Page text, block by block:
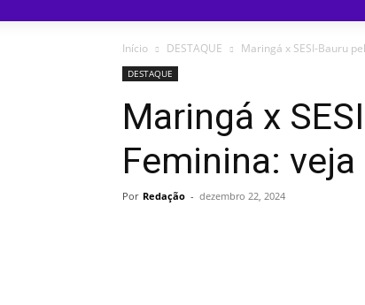
Início DESTAQUE Maringá x SESI-Bauru
DESTAQUE
Maringá x
Feminina:
Por Redação - dezembro 22, 2024